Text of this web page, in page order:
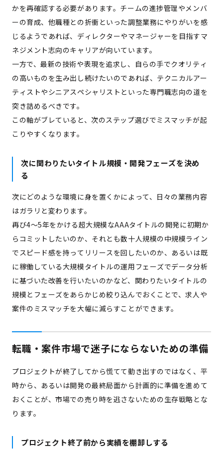
かを再確認する必要があります。チームの進捗管理やメンバ
ーの育成、他職種との折衝といった調整業務にやりがいを感
じるようであれば、ディレクターやマネージャーを目指すマ
ネジメント志向のキャリアが向いています。
一方で、最新の技術や表現を追求し、自らの手でクオリティ
の高いものを生み出し続けたいのであれば、テクニカルアー
ティストやシニアスペシャリストといった専門職志向の道を
突き詰めるべきです。
この軸がブレていると、次のステップ選びでミスマッチが起
こりやすくなります。
次に関わりたいタイトル規模・開発フェーズを決め
る
次にどのような環境に身を置くかによって、日々の業務内容
はガラリと変わります。
再び4〜5年をかける超大規模なAAAタイトルの開発に初期か
らコミットしたいのか、それとも数十人規模の中規模ライン
でスピード感を持ってリリースを回したいのか、あるいは既
に稼働している大規模タイトルの運用フェーズでデータ分析
に基づいた改善を行いたいのかなど、関わりたいタイトルの
規模とフェーズをあらかじめ絞り込んでおくことで、求人や
案件のミスマッチを大幅に減らすことができます。
転職・案件市場で迷子にならないための準備
プロジェクトが終了してから慌てて動き出すのではなく、平
時から、あるいは開発の最終局面から計画的に準備を進めて
おくことが、市場での売り時を逃さないための生存戦略とな
ります。
プロジェクト終了前から実績を棚卸しする